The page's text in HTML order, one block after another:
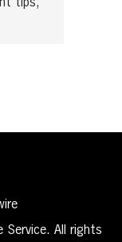
tips,
Service. All rights